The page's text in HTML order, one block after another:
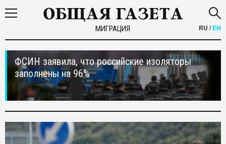
МИГРАЦИЯ RU /EN
ФСИН заявила, что российские изоляторы
заполнены на 96%